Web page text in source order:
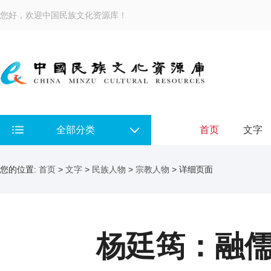
您好，欢迎中国民族文化资源库！
全部分类 首页 文字
您的位置: 首页 > 文字 > 民族人物 > 宗教人物 > 详细页面
杨廷筠：融